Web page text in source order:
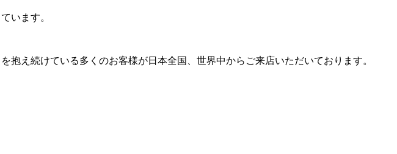
います。
え続けている多くのお客様が日本全国、世界中からご来店いただいております。